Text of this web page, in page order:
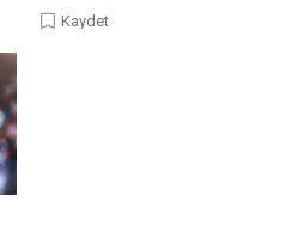
Kaydet